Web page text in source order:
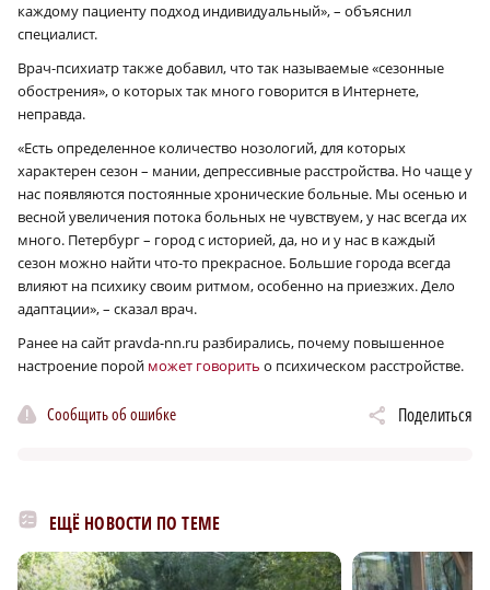
каждому пациенту подход индивидуальный», – объяснил
специалист.
Врач-психиатр также добавил, что так называемые «сезонные
обострения», о которых так много говорится в Интернете,
неправда.
«Есть определенное количество нозологий, для которых
характерен сезон – мании, депрессивные расстройства. Но чаще у
нас появляются постоянные хронические больные. Мы осенью и
весной увеличения потока больных не чувствуем, у нас всегда их
много. Петербург – город с историей, да, но и у нас в каждый
сезон можно найти что-то прекрасное. Большие города всегда
влияют на психику своим ритмом, особенно на приезжих. Дело
адаптации», – сказал врач.
Ранее на сайт pravda-nn.ru разбирались, почему повышенное
настроение порой может говорить о психическом расстройстве.
Сообщить об ошибке Поделиться
ЕЩЁ НОВОСТИ ПО ТЕМЕ